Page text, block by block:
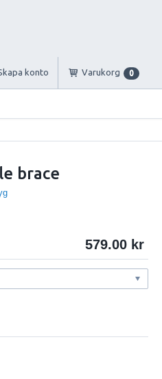
konto Varukorg 0
brace
579.00